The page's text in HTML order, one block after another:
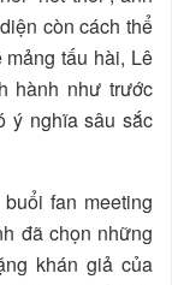
còn cách thể
tấu hài, Lê
hành như trước
ý nghĩa sâu sắc
fan meeting
đã chọn những
khán giả của